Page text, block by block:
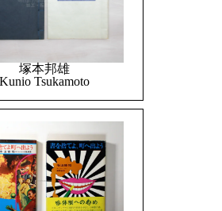
塚本邦雄
Kunio Tsukamoto